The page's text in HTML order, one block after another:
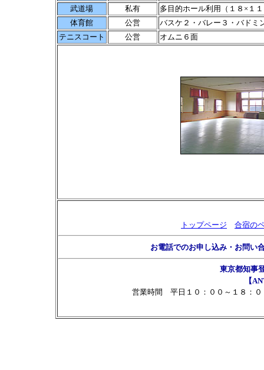
武道場
私有
多目的ホール利用（１８×１
体育館
公営
バスケ２・バレー３・バドミ
テニスコート
公営 オムニ６面
トップページ 合宿の
お電話でのお申し込み・お問い
東京都知事
【
営業時間 平日１０：００～１８：